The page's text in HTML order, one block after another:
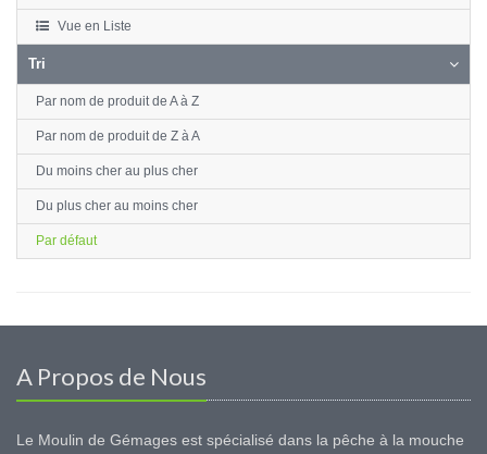
Vue en Liste
Tri
Par nom de produit de A à Z
Par nom de produit de Z à A
Du moins cher au plus cher
Du plus cher au moins cher
Par défaut
A Propos de Nous
Le Moulin de Gémages est spécialisé dans la pêche à la mouche